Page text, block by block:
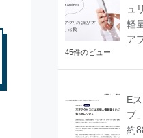
ュ
軽
ア
45件のビュー
E
ブ
約